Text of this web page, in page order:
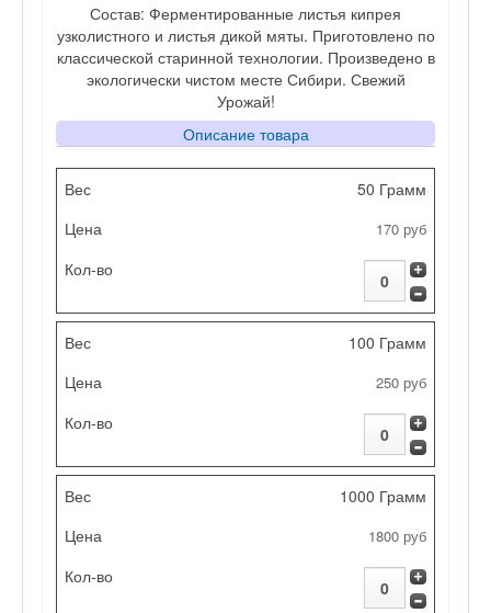
Состав: Ферментированные листья кипрея
узколистного и листья дикой мяты. Приготовлено по
классической старинной технологии. Произведено в
экологически чистом месте Сибири. Свежий
Урожай!
Описание товара
Вес
Цена
Кол-во
50 Грамм
170 руб
100 Грамм
250 руб
1000 Грамм
1800 руб